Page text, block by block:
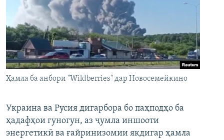
Ҳамла ба анбори "Wildberries" дар Новосемейкино
Украина ва Русия дигарбора бо паҳподҳо ба
ҳадафҳои гуногун, аз ҷумла иншооти
энергетикӣ ва ғайринизомии якдигар ҳамла